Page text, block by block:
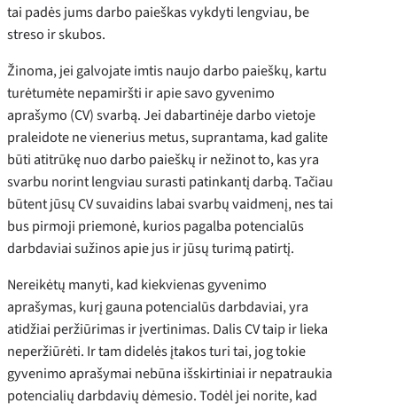
tai padės jums darbo paieškas vykdyti lengviau, be
streso ir skubos.
Žinoma, jei galvojate imtis naujo darbo paieškų, kartu
turėtumėte nepamiršti ir apie savo gyvenimo
aprašymo (CV) svarbą. Jei dabartinėje darbo vietoje
praleidote ne vienerius metus, suprantama, kad galite
būti atitrūkę nuo darbo paieškų ir nežinot to, kas yra
svarbu norint lengviau surasti patinkantį darbą. Tačiau
būtent jūsų CV suvaidins labai svarbų vaidmenį, nes tai
bus pirmoji priemonė, kurios pagalba potencialūs
darbdaviai sužinos apie jus ir jūsų turimą patirtį.
Nereikėtų manyti, kad kiekvienas gyvenimo
aprašymas, kurį gauna potencialūs darbdaviai, yra
atidžiai peržiūrimas ir įvertinimas. Dalis CV taip ir lieka
neperžiūrėti. Ir tam didelės įtakos turi tai, jog tokie
gyvenimo aprašymai nebūna išskirtiniai ir nepatraukia
potencialių darbdavių dėmesio. Todėl jei norite, kad